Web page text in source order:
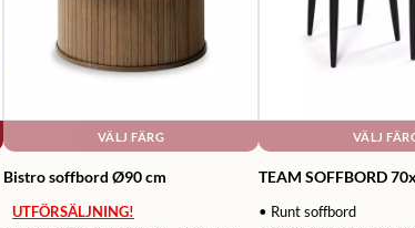
VÄLJ FÄRG
Bistro soffbord Ø90 cm
UTFÖRSÄLJNING!
VÄLJ
TEAM SOFFBORD
• Runt soffbord